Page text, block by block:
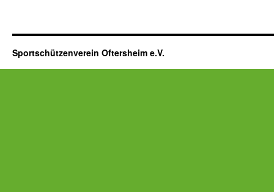
Sportschützenverein Oftersheim e.V.